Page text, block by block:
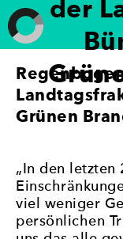
Weiter
zum
Inhalt
Frauen in die
„Brandenburg
Förderung der
Frauen in
unterstützt die
– mit dem Ziel,
stärkere
erreichen.
der
Grünen
„In den letzten
viel weniger
persönlichen